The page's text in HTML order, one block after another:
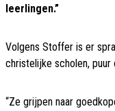
leerlingen.”
Volgens Stoffer is er
christelijke scholen,
“Ze grijpen naar